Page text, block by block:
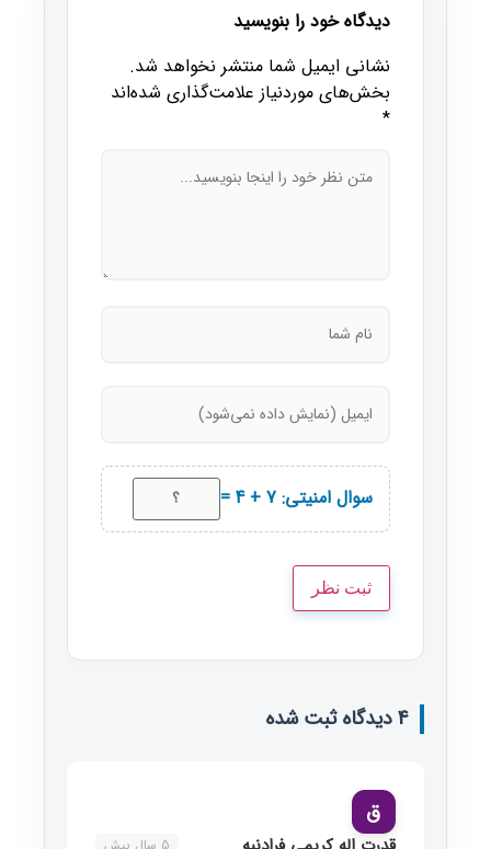
دیدگاه خود را بنویسید
نشانی ایمیل شما منتشر نخواهد شد.
بخش‌های موردنیاز علامت‌گذاری شده‌اند
*
سوال امنیتی: 7 + 4 =
4 دیدگاه ثبت شده
ق